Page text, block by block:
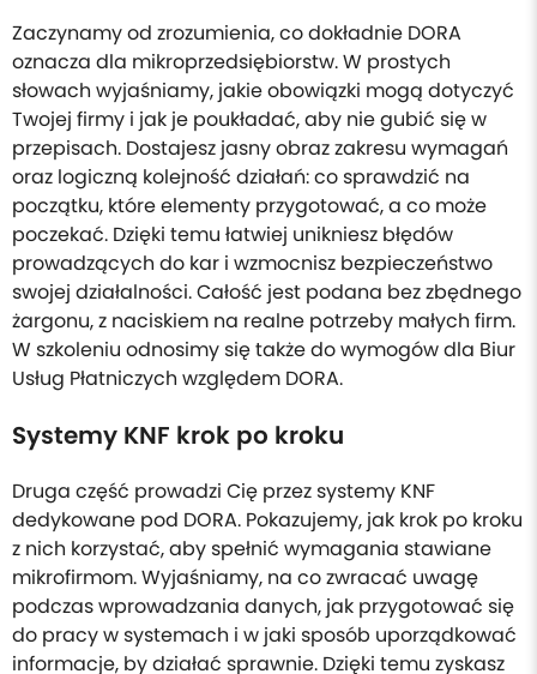
Zaczynamy od zrozumienia, co dokładnie DORA
oznacza dla mikroprzedsiębiorstw. W prostych
słowach wyjaśniamy, jakie obowiązki mogą dotyczyć
Twojej firmy i jak je poukładać, aby nie gubić się w
przepisach. Dostajesz jasny obraz zakresu wymagań
oraz logiczną kolejność działań: co sprawdzić na
początku, które elementy przygotować, a co może
poczekać. Dzięki temu łatwiej unikniesz błędów
prowadzących do kar i wzmocnisz bezpieczeństwo
swojej działalności. Całość jest podana bez zbędnego
żargonu, z naciskiem na realne potrzeby małych firm.
W szkoleniu odnosimy się także do wymogów dla Biur
Usług Płatniczych względem DORA.
Systemy KNF krok po kroku
Druga część prowadzi Cię przez systemy KNF
dedykowane pod DORA. Pokazujemy, jak krok po kroku
z nich korzystać, aby spełnić wymagania stawiane
mikrofirmom. Wyjaśniamy, na co zwracać uwagę
podczas wprowadzania danych, jak przygotować się
do pracy w systemach i w jaki sposób uporządkować
informacje, by działać sprawnie. Dzięki temu zyskasz